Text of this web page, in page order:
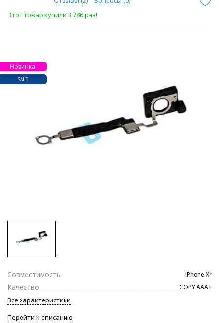
Этот товар купили 3 786 раз!
Новинка
SALE
Совместимость iPhone Xr
Качество COPY ААА+
Все характеристики
Перейти к описанию